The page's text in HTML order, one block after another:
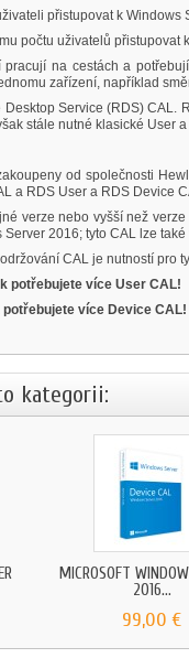
přistupovat k
počtu uživatelů
pracují na cestách a
zařízení, například
Desktop Service (RDS)
stále nutné klasické User
od společnosti
a RDS User a RDS Device
verze nebo vyšší než
2016; tyto CAL lze
CAL je nutností pro
potřebujete více User CAL!
více Device CAL!
kategorii:
MICROSOFT
2016...
99,00 €